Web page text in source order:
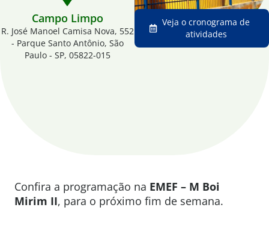
Campo Limpo
R. José Manoel Camisa Nova, 552
- Parque Santo Antônio, São
Paulo - SP, 05822-015
Veja o cronograma de
atividades
Confira a programação na EMEF – M Boi
Mirim II, para o próximo fim de semana.